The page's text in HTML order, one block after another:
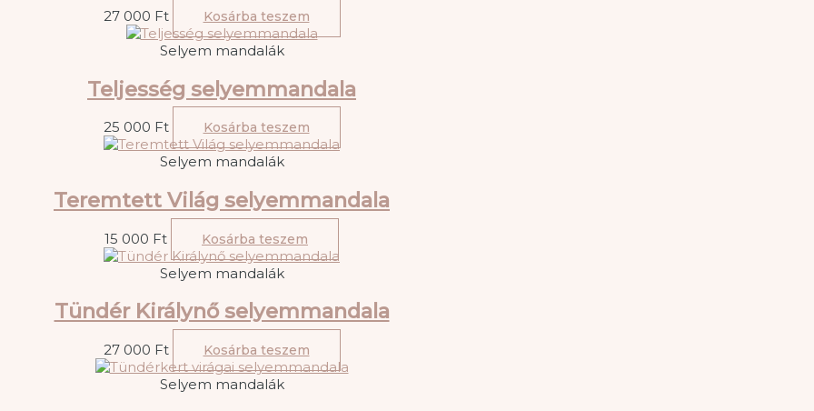
27 000 Ft Kosárba teszem
Selyem mandalák
Teljesség selyemmandala
25 000 Ft Kosárba teszem
Selyem mandalák
Teremtett Világ selyemmandala
15 000 Ft Kosárba teszem
Selyem mandalák
Tündér Királynő selyemmandala
27 000 Ft Kosárba teszem
Selyem mandalák